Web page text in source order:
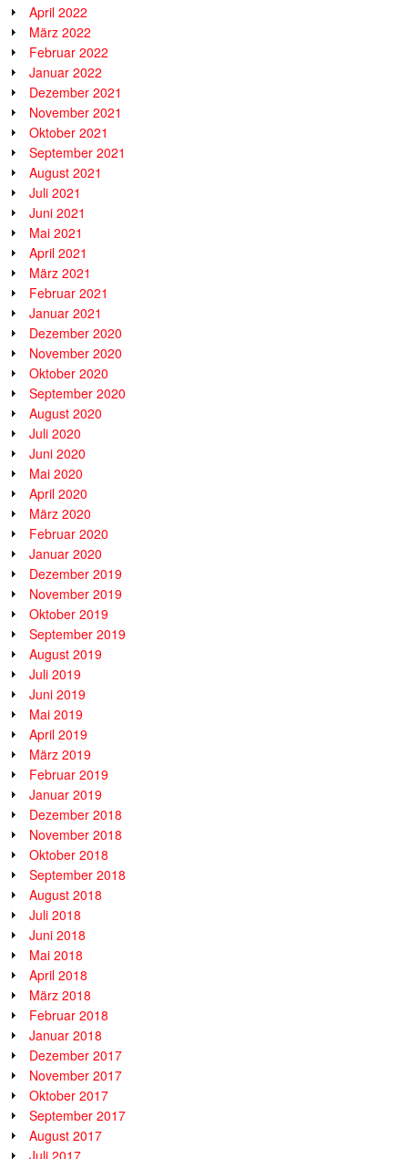
April 2022
März 2022
Februar 2022
Januar 2022
Dezember 2021
November 2021
Oktober 2021
September 2021
August 2021
Juli 2021
Juni 2021
Mai 2021
April 2021
März 2021
Februar 2021
Januar 2021
Dezember 2020
November 2020
Oktober 2020
September 2020
August 2020
Juli 2020
Juni 2020
Mai 2020
April 2020
März 2020
Februar 2020
Januar 2020
Dezember 2019
November 2019
Oktober 2019
September 2019
August 2019
Juli 2019
Juni 2019
Mai 2019
April 2019
März 2019
Februar 2019
Januar 2019
Dezember 2018
November 2018
Oktober 2018
September 2018
August 2018
Juli 2018
Juni 2018
Mai 2018
April 2018
März 2018
Februar 2018
Januar 2018
Dezember 2017
November 2017
Oktober 2017
September 2017
August 2017
Juli 2017